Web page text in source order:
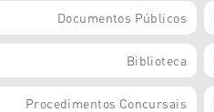
Documentos Públicos
Biblioteca
Procedimentos Concursais